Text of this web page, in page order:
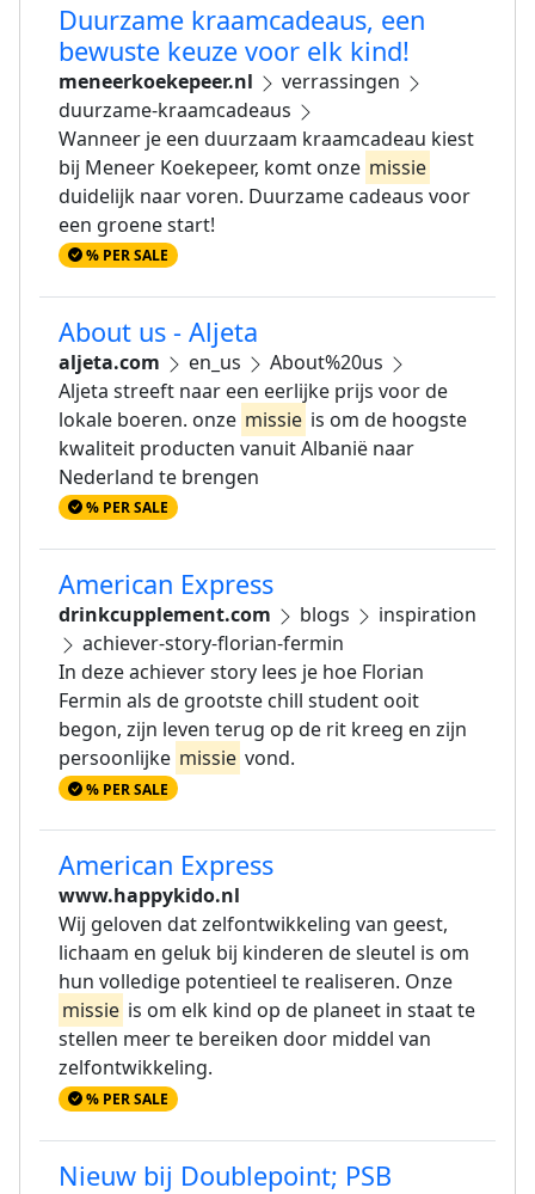
Duurzame kraamcadeaus, een
bewuste keuze voor elk kind!
meneerkoekepeer.nl
verrassingen
duurzame-kraamcadeaus
Wanneer je een duurzaam kraamcadeau kiest
bij Meneer Koekepeer, komt onze missie
duidelijk naar voren. Duurzame cadeaus voor
een groene start!
% PER SALE
About us - Aljeta
aljeta.com en_us
About%20us
Aljeta streeft naar een eerlijke prijs voor de
lokale boeren. onze missie is om de hoogste
kwaliteit producten vanuit Albanië naar
Nederland te brengen
% PER SALE
American Express
drinkcupplement.com blogs
inspiration
achiever-story-florian-fermin
In deze achiever story lees je hoe Florian
Fermin als de grootste chill student ooit
begon, zijn leven terug op de rit kreeg en zijn
persoonlijke missie vond.
% PER SALE
American Express
www.happykido.nl
Wij geloven dat zelfontwikkeling van geest,
lichaam en geluk bij kinderen de sleutel is om
hun volledige potentieel te realiseren. Onze
missie is om elk kind op de planeet in staat te
stellen meer te bereiken door middel van
zelfontwikkeling.
% PER SALE
Nieuw bij Doublepoint; PSB